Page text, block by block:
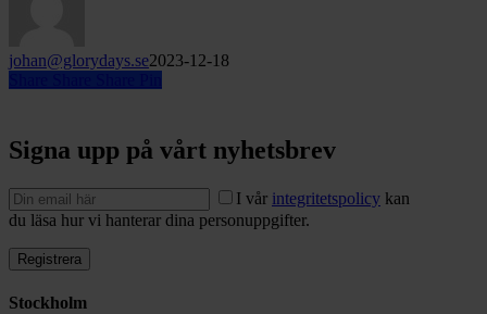
johan@glorydays.se2023-12-18
Signa upp på vårt nyhetsbrev
I vår integritetspolicy kan
du läsa hur vi hanterar dina personuppgifter.
Stockholm